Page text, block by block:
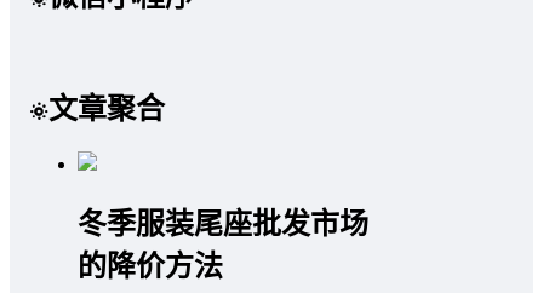
文章聚合
冬季服装尾座批发市场
的降价方法